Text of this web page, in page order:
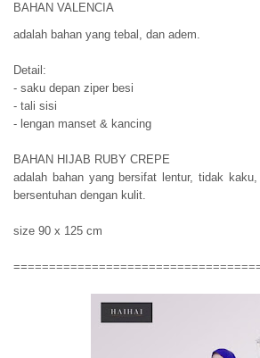
BAHAN VALENCIA
adalah bahan yang tebal, dan adem.
Detail:
- saku depan ziper besi
- tali sisi
- lengan manset & kancing
BAHAN HIJAB RUBY CREPE
adalah bahan yang bersifat lentur, tidak
bersentuhan dengan kulit.
size 90 x 125 cm
==